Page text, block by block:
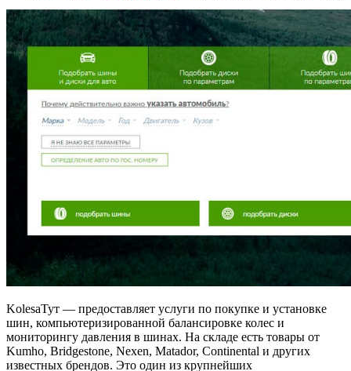
KolesaТут — предоставляет услуги по покупке и установке
шин, компьютеризированной балансировке колес и
мониторингу давления в шинах. На складе есть товары от
Kumho, Bridgestone, Nexen, Matador, Continental и других
известных брендов. Это один из крупнейших